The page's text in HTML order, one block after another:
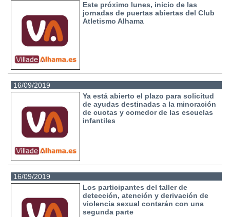
Este próximo lunes, inicio de las
jornadas de puertas abiertas del Club
Atletismo Alhama
16/09/2019
Ya está abierto el plazo para solicitud
de ayudas destinadas a la minoración
de cuotas y comedor de las escuelas
infantiles
16/09/2019
Los participantes del taller de
detección, atención y derivación de
violencia sexual contarán con una
segunda parte